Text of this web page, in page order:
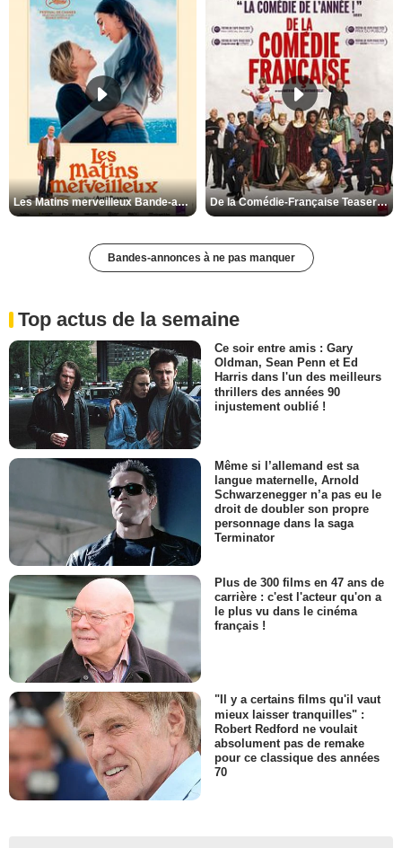
Les Matins merveilleux Bande-annonce VF De la Comédie-Française Teaser VF
Bandes-annonces à ne pas manquer
Top actus de la semaine
Ce soir entre amis : Gary
Oldman, Sean Penn et Ed
Harris dans l'un des meilleurs
thrillers des années 90
injustement oublié !
Même si l’allemand est sa
langue maternelle, Arnold
Schwarzenegger n’a pas eu le
droit de doubler son propre
personnage dans la saga
Terminator
Plus de 300 films en 47 ans de
carrière : c'est l'acteur qu'on a
le plus vu dans le cinéma
français !
"Il y a certains films qu'il vaut
mieux laisser tranquilles" :
Robert Redford ne voulait
absolument pas de remake
pour ce classique des années
70